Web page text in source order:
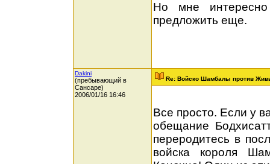
Но мне
предложить еще.
Dakini
(пребывающий в
Сансаре)
2006/01/16 16:46
Re: Войско Шамбалы против
Все просто. Если у
обещание
переродитесь в
войска короля